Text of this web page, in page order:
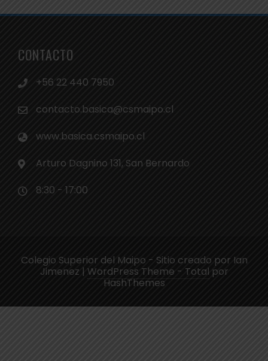
CONTACTO
+56 22 440 7950
contacto.basica@csmaipo.cl
www.basica.csmaipo.cl
Arturo Dagnino 131, San Bernardo
8:30 - 17:00
Colegio Superior del Maipo - Sitio creado por Ian
Jimenez | WordPress Theme - Total por
HashThemes